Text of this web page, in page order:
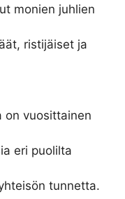
monien juhlien
ristijäiset ja
on vuosittainen
eri puolilta
tunnetta.